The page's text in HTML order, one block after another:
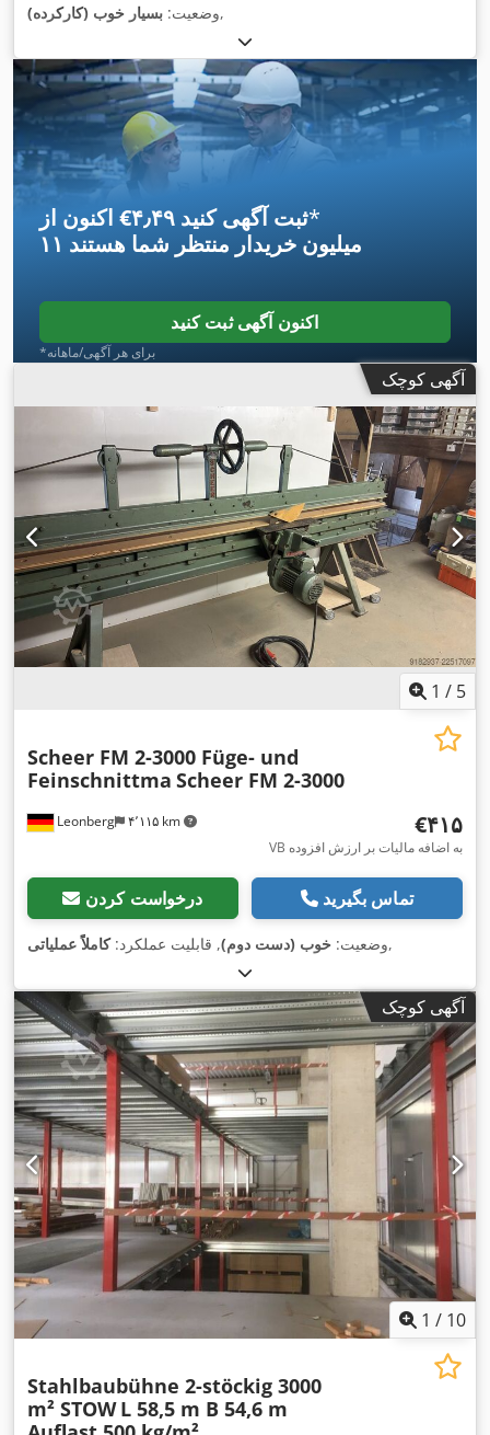
وضعیت: بسیار خوب (کارکرده) ,
اکنون از ‎€۴٫۴۹ ثبت آگهی کنید*
۱۱ میلیون خریدار منتظر شما هستند
اکنون آگهی ثبت کنید
*برای هر آگهی/ماهانه
آگهی کوچک
1 / 5
Leonberg ۴٬۱۱۵ km
Scheer FM 2-3000 Füge- und
Feinschnittma Scheer FM 2-3000
‎€۴۱۵
VB به اضافه مالیات بر ارزش افزوده
درخواست کردن تماس بگیرید
وضعیت: خوب (دست دوم), قابلیت عملکرد:کاملاً عملیاتی ,
آگهی کوچک
1 / 10
Stahlbaubühne 2-stöckig 3000
m² STOW L 58,5 m B 54,6 m